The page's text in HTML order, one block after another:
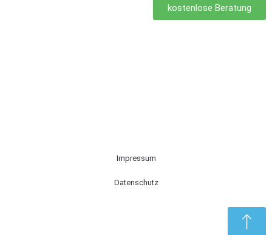
kostenlose Beratung
Impressum
Datenschutz